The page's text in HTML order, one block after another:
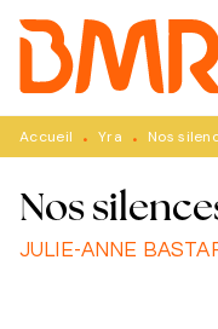
MENU
PIED DE PAGE
Accueil • Yra • Nos
Nos
JULIE-ANNE